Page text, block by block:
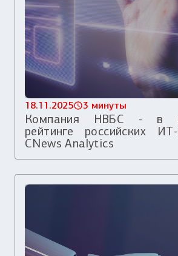
18.11.2025 3 минуты
Компания НВБС - в
рейтинге российских
CNews Analytics